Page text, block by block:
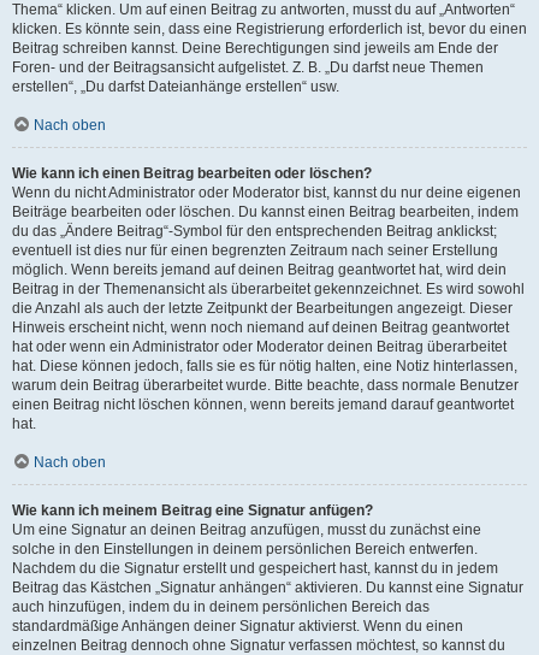
Thema“ klicken. Um auf einen Beitrag zu antworten, musst du auf „Antworten“
klicken. Es könnte sein, dass eine Registrierung erforderlich ist, bevor du einen
Beitrag schreiben kannst. Deine Berechtigungen sind jeweils am Ende der
Foren- und der Beitragsansicht aufgelistet. Z. B. „Du darfst neue Themen
erstellen“, „Du darfst Dateianhänge erstellen“ usw.
Nach oben
Wie kann ich einen Beitrag bearbeiten oder löschen?
Wenn du nicht Administrator oder Moderator bist, kannst du nur deine eigenen
Beiträge bearbeiten oder löschen. Du kannst einen Beitrag bearbeiten, indem
du das „Ändere Beitrag“-Symbol für den entsprechenden Beitrag anklickst;
eventuell ist dies nur für einen begrenzten Zeitraum nach seiner Erstellung
möglich. Wenn bereits jemand auf deinen Beitrag geantwortet hat, wird dein
Beitrag in der Themenansicht als überarbeitet gekennzeichnet. Es wird sowohl
die Anzahl als auch der letzte Zeitpunkt der Bearbeitungen angezeigt. Dieser
Hinweis erscheint nicht, wenn noch niemand auf deinen Beitrag geantwortet
hat oder wenn ein Administrator oder Moderator deinen Beitrag überarbeitet
hat. Diese können jedoch, falls sie es für nötig halten, eine Notiz hinterlassen,
warum dein Beitrag überarbeitet wurde. Bitte beachte, dass normale Benutzer
einen Beitrag nicht löschen können, wenn bereits jemand darauf geantwortet
hat.
Nach oben
Wie kann ich meinem Beitrag eine Signatur anfügen?
Um eine Signatur an deinen Beitrag anzufügen, musst du zunächst eine
solche in den Einstellungen in deinem persönlichen Bereich entwerfen.
Nachdem du die Signatur erstellt und gespeichert hast, kannst du in jedem
Beitrag das Kästchen „Signatur anhängen“ aktivieren. Du kannst eine Signatur
auch hinzufügen, indem du in deinem persönlichen Bereich das
standardmäßige Anhängen deiner Signatur aktivierst. Wenn du einen
einzelnen Beitrag dennoch ohne Signatur verfassen möchtest, so kannst du